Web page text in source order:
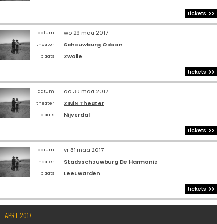
tickets
datum wo 29 maa 2017
theater Schouwburg Odeon
plaats
Zwolle
tickets
datum do 30 maa 2017
theater ZINiN Theater
plaats
Nijverdal
tickets
datum vr 31 maa 2017
theater Stadsschouwburg De Harmonie
plaats
Leeuwarden
tickets
APRIL 2017